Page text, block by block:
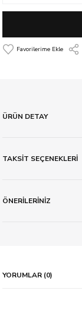
ÜRÜN DETAY
TAKSİT SEÇENEKLERİ
ÖNERİLERİNİZ
YORUMLAR (0)